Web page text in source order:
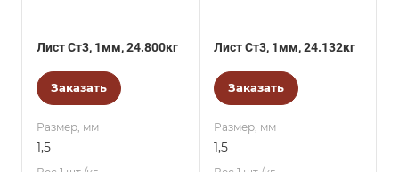
Лист Ст3, 1мм, 24.800кг
Заказать
Размер, мм
1,5
Лист Ст3, 1мм, 24.132кг
Заказать
Размер, мм
1,5